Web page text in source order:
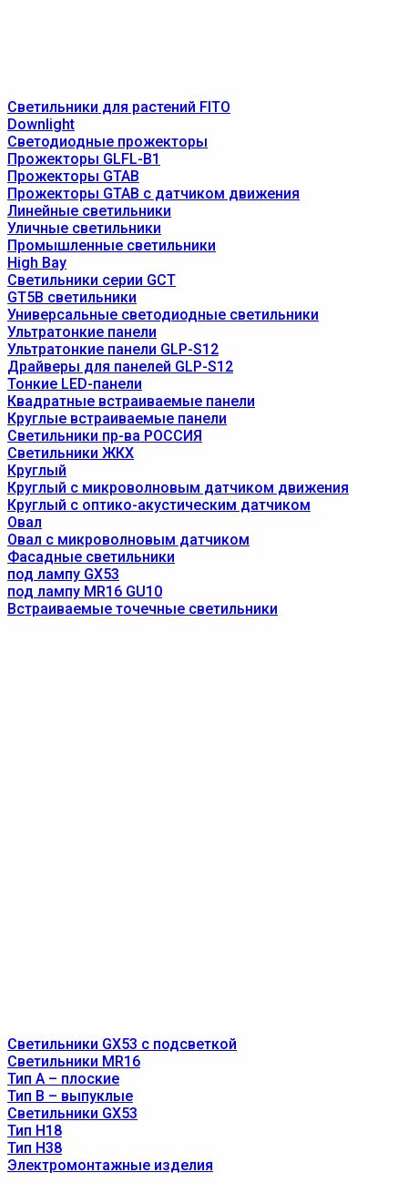
Светильники для растений FITO
Downlight
Светодиодные прожекторы
Прожекторы GLFL-B1
Прожекторы GTAB
Прожекторы GTAB с датчиком движения
Линейные светильники
Уличные светильники
Промышленные светильники
High Bay
Светильники серии GCT
GT5B светильники
Универсальные светодиодные светильники
Ультратонкие панели
Ультратонкие панели GLP-S12
Драйверы для панелей GLP-S12
Тонкие LED-панели
Квадратные встраиваемые панели
Круглые встраиваемые панели
Светильники пр-ва РОССИЯ
Светильники ЖКХ
Круглый
Круглый с микроволновым датчиком движения
Круглый с оптико-акустическим датчиком
Овал
Овал с микроволновым датчиком
Фасадные светильники
под лампу GX53
под лампу MR16 GU10
Встраиваемые точечные светильники
Светильники GX53 с подсветкой
Светильники MR16
Тип A – плоские
Тип B – выпуклые
Светильники GX53
Тип Н18
Тип Н38
Электромонтажные изделия